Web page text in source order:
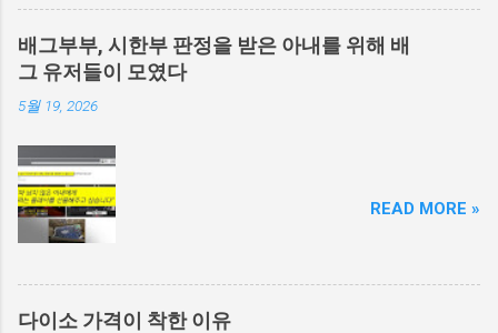
배그부부, 시한부 판정을 받은 아내를 위해 배
그 유저들이 모였다
5월 19, 2026
READ MORE »
다이소 가격이 착한 이유